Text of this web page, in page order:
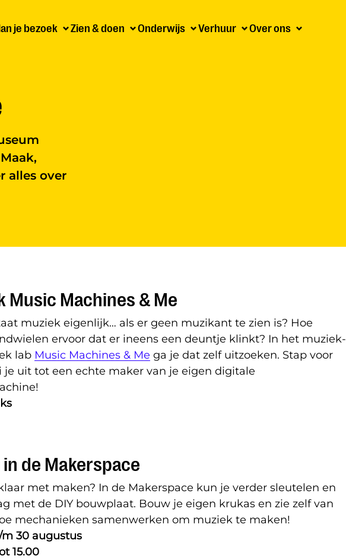
je bezoek Zien & doen Onderwijs Verhuur Over ons
alles over
Music Machines & Me
muziek eigenlijk… als er geen muzikant te zien is? Hoe
ervoor dat er ineens een deuntje klinkt? In het muziek-
lab Music Machines & Me ga je dat zelf uitzoeken. Stap voor
je uit tot een echte maker van je eigen digitale
de Makerspace
met maken? In de Makerspace kun je verder sleutelen en
met de DIY bouwplaat. Bouw je eigen krukas en zie zelf van
mechanieken samenwerken om muziek te maken!
m 30 augustus
15.00